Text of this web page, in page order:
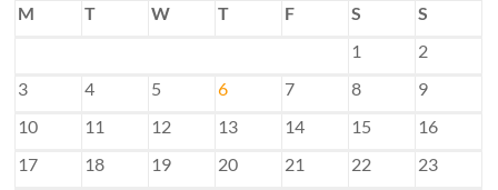
M
T W T F S
S
1
2
3
4 5 6 7 8
9
10
11 12 13 14 15
16
17
18 19 20 21 22
23